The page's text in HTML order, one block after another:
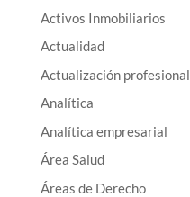
Activos Inmobiliarios
Actualidad
Actualización profesional
Analítica
Analítica empresarial
Área Salud
Áreas de Derecho